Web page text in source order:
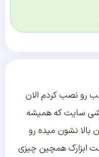
رو نصب کردم الان
سایت که همیشه
بالا نشون میده رو
ابزارک همچین چیزی